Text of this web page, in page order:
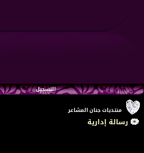
التسجيل
منتديات جنان المشاعر
رسالة إدارية